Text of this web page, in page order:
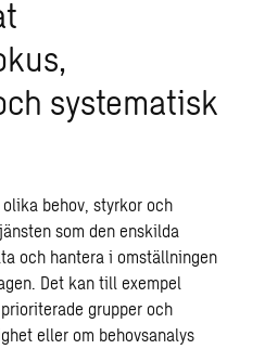
systematisk
behov, styrkor och
som den enskilda
och hantera i omställningen
Det kan till exempel
grupper och
eller om behovsanalys